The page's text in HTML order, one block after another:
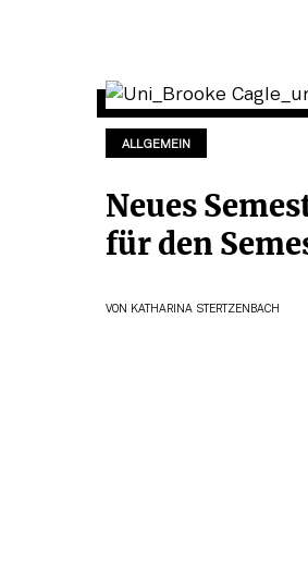
ALLGEMEIN
Neues
für den
VON KATHARINA STERTZENBACH